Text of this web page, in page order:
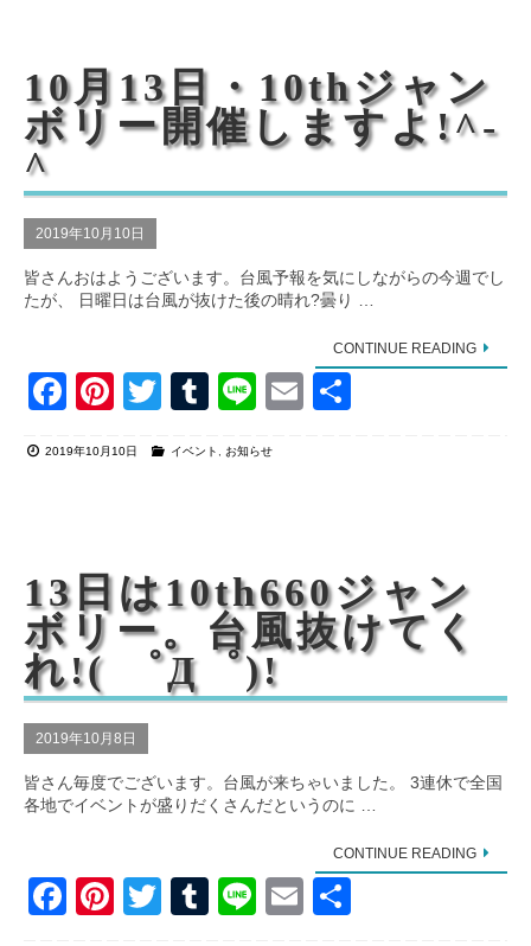
o
o
k
10月13日・10thジャン
ボリー開催しますよ!^-
^
2019年10月10日
皆さんおはようございます。台風予報を気にしながらの今週でし
たが、 日曜日は台風が抜けた後の晴れ?曇り …
CONTINUE READING
F
c
o
o
k
Pi
er
T
tt
T
m
Li
e
E
2019年10月10日 イベント お知らせ
13日は10th660ジャン
ボリー。台風抜けてく
れ!( ゜Д゜)!
2019年10月8日
皆さん毎度でございます。台風が来ちゃいました。 3連休で全国
各地でイベントが盛りだくさんだというのに …
CONTINUE READING
F
Pi T
T
Li
E